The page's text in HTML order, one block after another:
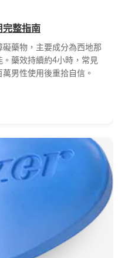
完整指南
藥物，主要成分為西地那
藥效持續約4小時，常見
男性使用後重拾自信。